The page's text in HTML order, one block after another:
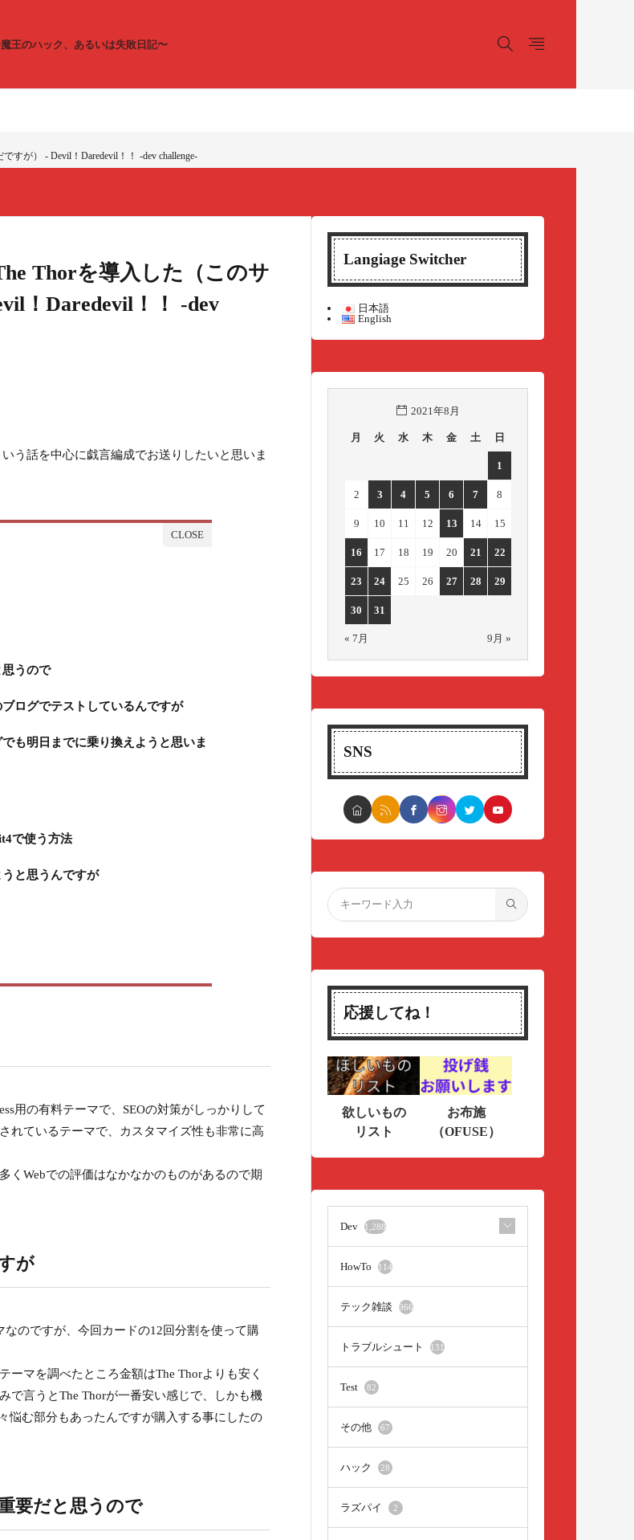
王のハック、あるいは失敗日記〜
すが） - Devil！Daredevil！！ -dev challenge-
Thorを導入した（このサ
！Daredevil！！ -dev
う話を中心に戯言編成でお送りしたいと思いま
うので
ログでテストしているんですが
も明日までに乗り換えようと思いま
で使う方法
と思うんですが
用の有料テーマで、SEOの対策がしっかりして
れているテーマで、カスタマイズ性も非常に高
Webでの評価はなかなかのものがあるので期
が
のですが、今回カードの12回分割を使って購
マを調べたところ金額はThe Thorよりも安く
で言うとThe Thorが一番安い感じで、しかも機
悩む部分もあったんですが購入する事にしたの
要だと思うので
Langiage Switcher
日本語
English
2021年8月
月 火 水 木 金 土 日
1
2 3 4 5 6 7 8
9 10 11 12 13 14 15
16 17 18 19 20 21 22
23 24 25 26 27 28 29
30 31
« 7月 9月 »
SNS
応援してね！
欲しいもの
リスト
お布施
（OFUSE）
Dev 1,288
HowTo 114
テック雑談 966
トラブルシュート 131
Test 82
その他 67
ハック 28
ラズパイ 2